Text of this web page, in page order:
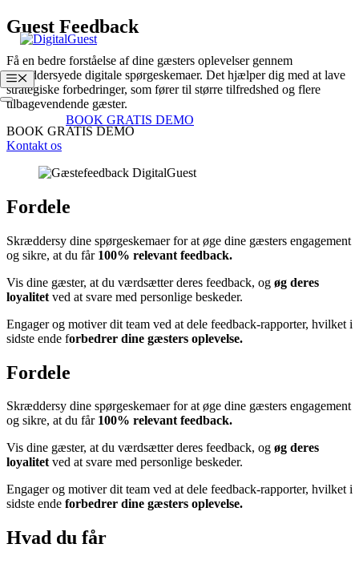
Hop
Menu
BOOK GRATIS DEMO
Guest Feedback
Få en bedre forståelse af dine gæsters oplevelser gennem
skræddersyede digitale spørgeskemaer. Det hjælper dig med at lave
strategiske forbedringer, som fører til større tilfredshed og flere
tilbagevendende gæster.
BOOK GRATIS DEMO
Kontakt os
Fordele
Skræddersy dine spørgeskemaer for at øge dine gæsters engagement
og sikre, at du får 100% relevant feedback.
Vis dine gæster, at du værdsætter deres feedback, og øg deres
loyalitet ved at svare med personlige beskeder.
Engager og motiver dit team ved at dele feedback-rapporter, hvilket i
sidste ende forbedrer dine gæsters oplevelse.
Fordele
Skræddersy dine spørgeskemaer for at øge dine gæsters engagement
og sikre, at du får 100% relevant feedback.
Vis dine gæster, at du værdsætter deres feedback, og øg deres
loyalitetved at svare med personlige beskeder.
Engager og motiver dit team ved at dele feedback-rapporter, hvilket i
sidste ende forbedrer dine gæsters oplevelse.
Hvad du får